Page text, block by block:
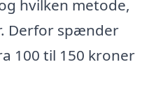
hvilken metode,
Derfor spænder
100 til 150 kroner